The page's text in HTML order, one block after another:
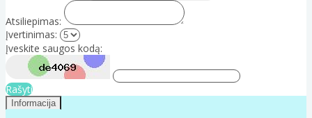
Atsiliepimas:
Įvertinimas:
Įveskite saugos kodą:
Rašyti
Informacija